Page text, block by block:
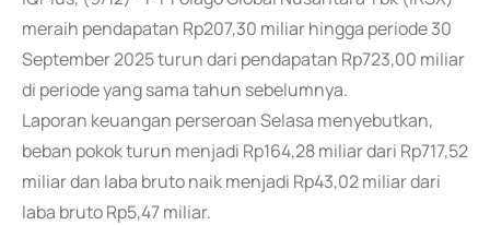
meraih pendapatan Rp207,30 miliar hingga periode 30
September 2025 turun dari pendapatan Rp723,00 miliar
di periode yang sama tahun sebelumnya.
Laporan keuangan perseroan Selasa menyebutkan,
beban pokok turun menjadi Rp164,28 miliar dari Rp717,52
miliar dan laba bruto naik menjadi Rp43,02 miliar dari
laba bruto Rp5,47 miliar.